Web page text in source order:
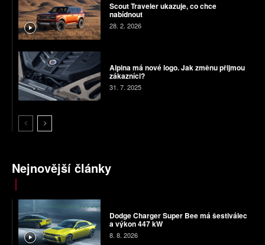
Scout Traveler ukazuje, co chce
nabídnout
28. 2. 2026
Alpina má nové logo. Jak změnu přijmou
zákazníci?
31. 7. 2025
Nejnovější články
Dodge Charger Super Bee má šestiválec
a výkon 447 kW
8. 8. 2026